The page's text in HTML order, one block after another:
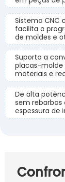
Sistema CNC
facilita a
de moldes e
Suporta a
placas-molde
materiais e
De alta
sem
espessura de